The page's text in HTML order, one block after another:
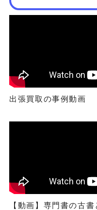
出張買取の事例動画
【動画】専門書の古